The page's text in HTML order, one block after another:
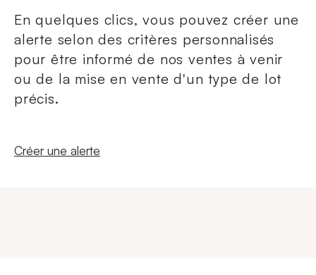
En quelques clics, vous pouvez créer une
alerte selon des critères personnalisés
pour être informé de nos ventes à venir
ou de la mise en vente d'un type de lot
précis.
Nouvelle fenêtre
Créer une alerte